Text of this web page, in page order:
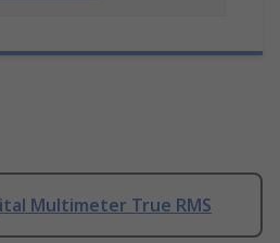
Multimeter True RMS